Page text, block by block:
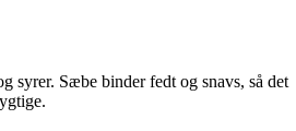
syrer. Sæbe binder fedt og snavs, så det